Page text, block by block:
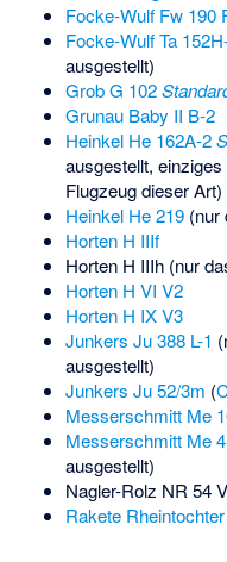
Focke-Wulf Fw 190
Focke-Wulf Ta
ausgestellt)
Grob G 102
Grunau Baby II B-2
Heinkel He 162A-2
ausgestellt,
Flugzeug dieser Art)
Heinkel He 219(nur
Horten H IIIf
Horten H IIIh (nur
Horten H VI V2
Horten H IX V3
Junkers Ju 388 L-1
ausgestellt)
Junkers Ju 52/3m (
Messerschmitt Me
Messerschmitt Me
ausgestellt)
Nagler-Rolz NR 54
Rakete